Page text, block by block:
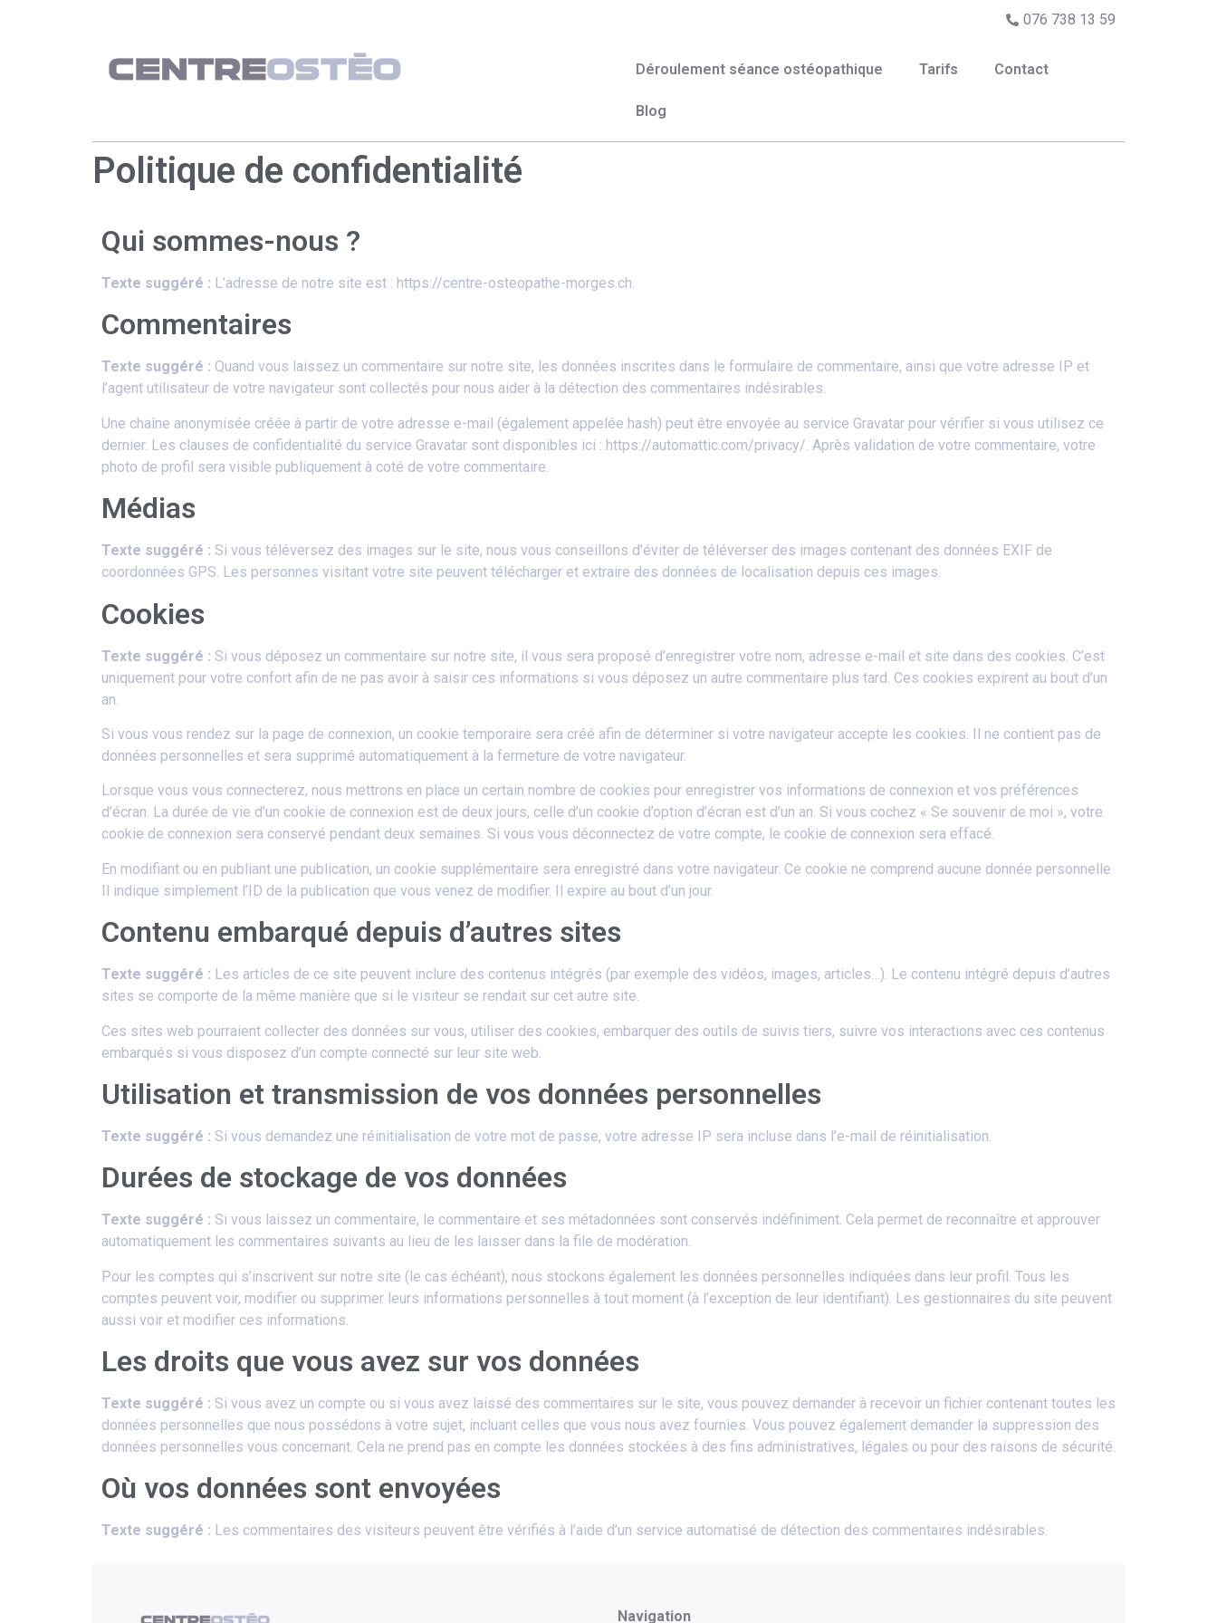
076 738 13 59
Déroulement séance ostéopathique Tarifs Contact
Blog
Politique de confidentialité
Qui sommes-nous ?
Texte suggéré : L’adresse de notre site est : https://centre-osteopathe-morges.ch.
Commentaires
Texte suggéré : Quand vous laissez un commentaire sur notre site, les données inscrites dans le formulaire de commentaire, ainsi que votre adresse IP et
l’agent utilisateur de votre navigateur sont collectés pour nous aider à la détection des commentaires indésirables.
Une chaîne anonymisée créée à partir de votre adresse e-mail (également appelée hash) peut être envoyée au service Gravatar pour vérifier si vous utilisez ce
dernier. Les clauses de confidentialité du service Gravatar sont disponibles ici : https://automattic.com/privacy/. Après validation de votre commentaire, votre
photo de profil sera visible publiquement à coté de votre commentaire.
Médias
Texte suggéré : Si vous téléversez des images sur le site, nous vous conseillons d’éviter de téléverser des images contenant des données EXIF de
coordonnées GPS. Les personnes visitant votre site peuvent télécharger et extraire des données de localisation depuis ces images.
Cookies
Texte suggéré : Si vous déposez un commentaire sur notre site, il vous sera proposé d’enregistrer votre nom, adresse e-mail et site dans des cookies. C’est
uniquement pour votre confort afin de ne pas avoir à saisir ces informations si vous déposez un autre commentaire plus tard. Ces cookies expirent au bout d’un
an.
Si vous vous rendez sur la page de connexion, un cookie temporaire sera créé afin de déterminer si votre navigateur accepte les cookies. Il ne contient pas de
données personnelles et sera supprimé automatiquement à la fermeture de votre navigateur.
Lorsque vous vous connecterez, nous mettrons en place un certain nombre de cookies pour enregistrer vos informations de connexion et vos préférences
d’écran. La durée de vie d’un cookie de connexion est de deux jours, celle d’un cookie d’option d’écran est d’un an. Si vous cochez « Se souvenir de moi », votre
cookie de connexion sera conservé pendant deux semaines. Si vous vous déconnectez de votre compte, le cookie de connexion sera effacé.
En modifiant ou en publiant une publication, un cookie supplémentaire sera enregistré dans votre navigateur. Ce cookie ne comprend aucune donnée personnelle.
Il indique simplement l’ID de la publication que vous venez de modifier. Il expire au bout d’un jour.
Contenu embarqué depuis d’autres sites
Texte suggéré : Les articles de ce site peuvent inclure des contenus intégrés (par exemple des vidéos, images, articles…). Le contenu intégré depuis d’autres
sites se comporte de la même manière que si le visiteur se rendait sur cet autre site.
Ces sites web pourraient collecter des données sur vous, utiliser des cookies, embarquer des outils de suivis tiers, suivre vos interactions avec ces contenus
embarqués si vous disposez d’un compte connecté sur leur site web.
Utilisation et transmission de vos données personnelles
Texte suggéré : Si vous demandez une réinitialisation de votre mot de passe, votre adresse IP sera incluse dans l’e-mail de réinitialisation.
Durées de stockage de vos données
Texte suggéré : Si vous laissez un commentaire, le commentaire et ses métadonnées sont conservés indéfiniment. Cela permet de reconnaître et approuver
automatiquement les commentaires suivants au lieu de les laisser dans la file de modération.
Pour les comptes qui s’inscrivent sur notre site (le cas échéant), nous stockons également les données personnelles indiquées dans leur profil. Tous les
comptes peuvent voir, modifier ou supprimer leurs informations personnelles à tout moment (à l’exception de leur identifiant). Les gestionnaires du site peuvent
aussi voir et modifier ces informations.
Les droits que vous avez sur vos données
Texte suggéré : Si vous avez un compte ou si vous avez laissé des commentaires sur le site, vous pouvez demander à recevoir un fichier contenant toutes les
données personnelles que nous possédons à votre sujet, incluant celles que vous nous avez fournies. Vous pouvez également demander la suppression des
données personnelles vous concernant. Cela ne prend pas en compte les données stockées à des fins administratives, légales ou pour des raisons de sécurité.
Où vos données sont envoyées
Texte suggéré : Les commentaires des visiteurs peuvent être vérifiés à l’aide d’un service automatisé de détection des commentaires indésirables.
Navigation